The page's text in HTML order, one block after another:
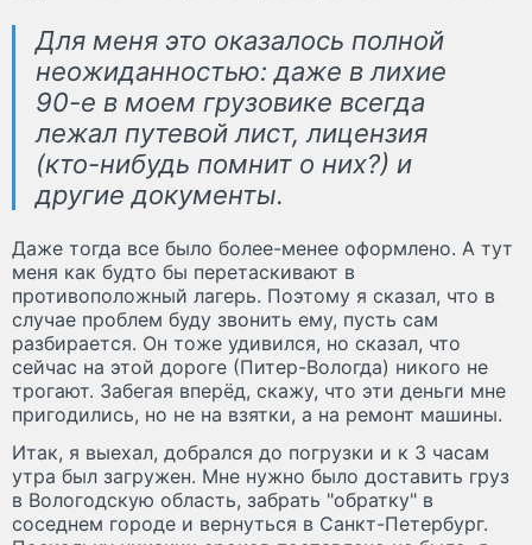
Для меня это оказалось полной
неожиданностью: даже в лихие
90-е в моем грузовике всегда
лежал путевой лист, лицензия
(кто-нибудь помнит о них?) и
другие документы.
Даже тогда все было более-менее оформлено. А тут
меня как будто бы перетаскивают в
противоположный лагерь. Поэтому я сказал, что в
случае проблем буду звонить ему, пусть сам
разбирается. Он тоже удивился, но сказал, что
сейчас на этой дороге (Питер-Вологда) никого не
трогают. Забегая вперёд, скажу, что эти деньги мне
пригодились, но не на взятки, а на ремонт машины.
Итак, я выехал, добрался до погрузки и к 3 часам
утра был загружен. Мне нужно было доставить груз
в Вологодскую область, забрать "обратку" в
соседнем городе и вернуться в Санкт-Петербург.